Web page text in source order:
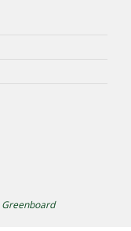
Greenboard